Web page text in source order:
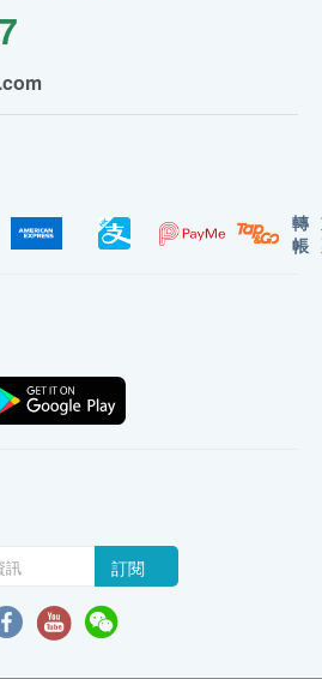
轉
帳
訂閱